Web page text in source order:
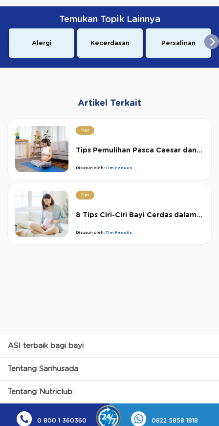
Temukan Topik Lainnya
Alergi Kecerdasan Persalinan
Artikel Terkait
Tips
Tips Pemulihan Pasca Caesar dan...
Disusun oleh: Tim Penulis
Tips
8 Tips Ciri-Ciri Bayi Cerdas dalam...
Disusun oleh: Tim Penulis
ASI terbaik bagi bayi
Tentang Sarihusada
Tentang Nutriclub
0 800 1 360360 0822 5858 1818